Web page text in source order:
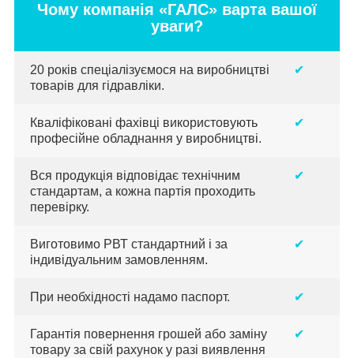
Чому компанія «ГАЛС» варта вашої
уваги?
20 років спеціалізуємося на виробництві
товарів для гідравліки.
✔
Кваліфіковані фахівці використовують
професійне обладнання у виробництві.
✔
Вся продукція відповідає технічним
стандартам, а кожна партія проходить
перевірку.
✔
Виготовимо РВТ стандартний і за
індивідуальним замовленням.
✔
При необхідності надамо паспорт. ✔
Гарантія повернення грошей або заміну
товару за свій рахунок у разі виявлення
✔